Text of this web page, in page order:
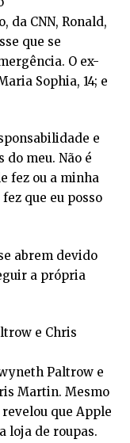
da CNN, Ronald,
que se
O ex-
Sophia, 14; e
e
do meu. Não é
fez ou a minha
que eu posso
abrem devido
a própria
e Chris
Paltrow e
Martin. Mesmo
que Apple
loja de roupas.